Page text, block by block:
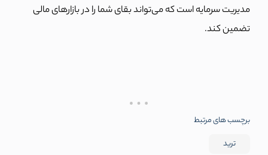
مدیریت سرمایه است که می‌تواند بقای شما را در بازارهای مالی
تضمین کند.
برچسب های مرتبط
ترید